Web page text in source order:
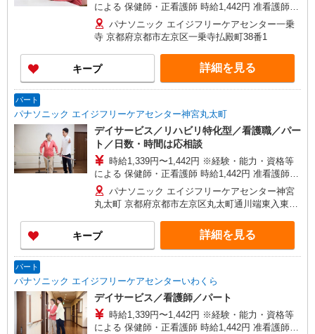
による 保健師・正看護師 時給1,442円 准看護師
時給1,339円 〇時間外勤務手当 〇土日祝勤務手当
〇無事故無違反表彰金 〇年末年始勤務手当
パナソニック エイジフリーケアセンター一乗
寺 京都府京都市左京区一乗寺払殿町38番1
キープ 詳細を見る
パート
パナソニック エイジフリーケアセンター神宮丸太町
デイサービス／リハビリ特化型／看護職／パー
ト／日数・時間は応相談
時給1,339円〜1,442円 ※経験・能力・資格等
による 保健師・正看護師 時給1,442円 准看護師
時給1,339円 〇時間外勤務手当 〇土日祝勤務手当
〇無事故無違反表彰金 〇年末年始勤務手当
パナソニック エイジフリーケアセンター神宮
丸太町 京都府京都市左京区丸太町通川端東入東丸
キープ 詳細を見る
パート
パナソニック エイジフリーケアセンターいわくら
デイサービス／看護師／パート
時給1,339円〜1,442円 ※経験・能力・資格等
による 保健師・正看護師 時給1,442円 准看護師